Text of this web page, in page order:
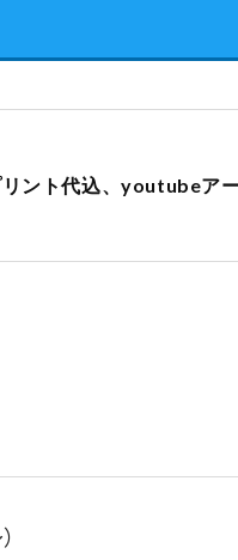
ント代込、youtubeアー